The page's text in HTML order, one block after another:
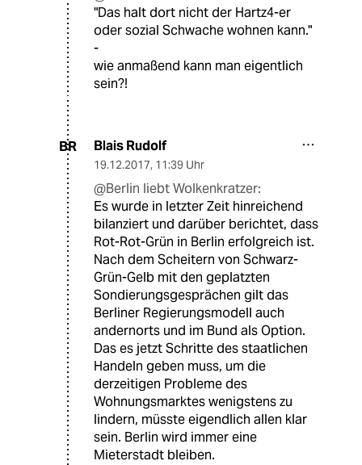
"Das halt dort nicht der Hartz4-er
oder sozial Schwache wohnen kann."
-
wie anmaßend kann man eigentlich
sein?!
BR Blais Rudolf
19.12.2017, 11:39 Uhr
@Berlin liebt Wolkenkratzer:
Es wurde in letzter Zeit hinreichend
bilanziert und darüber berichtet, dass
Rot-Rot-Grün in Berlin erfolgreich ist.
Nach dem Scheitern von Schwarz-
Grün-Gelb mit den geplatzten
Sondierungsgesprächen gilt das
Berliner Regierungsmodell auch
andernorts und im Bund als Option.
Das es jetzt Schritte des staatlichen
Handeln geben muss, um die
derzeitigen Probleme des
Wohnungsmarktes wenigstens zu
lindern, müsste eigendlich allen klar
sein. Berlin wird immer eine
Mieterstadt bleiben.